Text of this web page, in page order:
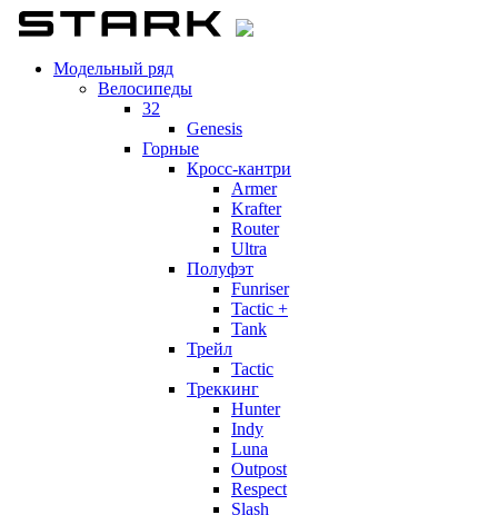
Модельный ряд
Велосипеды
32
Genesis
Горные
Кросс-кантри
Armer
Krafter
Router
Ultra
Полуфэт
Funriser
Tactic +
Tank
Трейл
Tactic
Треккинг
Hunter
Indy
Luna
Outpost
Respect
Slash